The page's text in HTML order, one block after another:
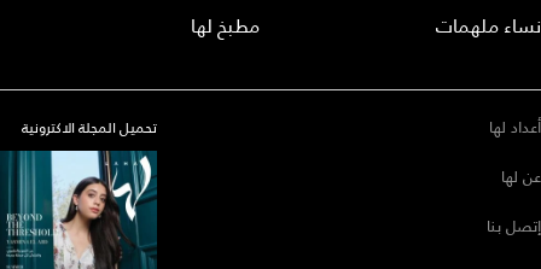
نساء ملهمات
مطبخ لها
أعداد لها
عن لها
إتصل بنا
تحميل المجلة الاكترونية